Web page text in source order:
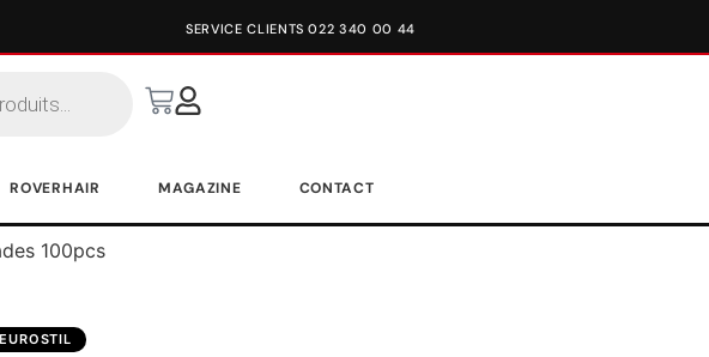
SERVICE CLIENTS 022 340 00 44
ROVERHAIR MAGAZINE CONTACT
100pcs
EUROSTIL